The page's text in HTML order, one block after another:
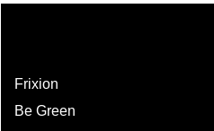
Frixion
Be Green